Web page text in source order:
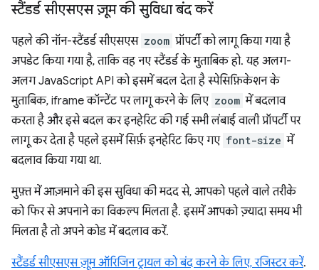
स्टैंडर्ड सीएसएस ज़ूम की सुविधा बंद करें
पहले की नॉन-स्टैंडर्ड सीएसएस zoom प्रॉपर्टी को लागू किया गया है
अपडेट किया गया है, ताकि वह नए स्टैंडर्ड के मुताबिक हो. यह अलग-
अलग JavaScript API को इसमें बदल देता है स्पेसिफ़िकेशन के
मुताबिक, iframe कॉन्टेंट पर लागू करने के लिए zoom में बदलाव
करता है और इसे बदल कर इनहेरिट की गई सभी लंबाई वाली प्रॉपर्टी पर
लागू कर देता है पहले इसमें सिर्फ़ इनहेरिट किए गए font-size में
बदलाव किया गया था.
मुफ़्त में आज़माने की इस सुविधा की मदद से, आपको पहले वाले तरीके
को फिर से अपनाने का विकल्प मिलता है. इसमें आपको ज़्यादा समय भी
मिलता है तो अपने कोड में बदलाव करें.
स्टैंडर्ड सीएसएस ज़ूम ऑरिजिन ट्रायल को बंद करने के लिए, रजिस्टर करें.